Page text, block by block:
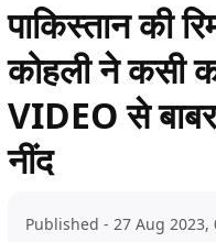
पाकिस्तान की
कोहली ने
VIDEO से
नींद
Published - 27 Aug 2023,